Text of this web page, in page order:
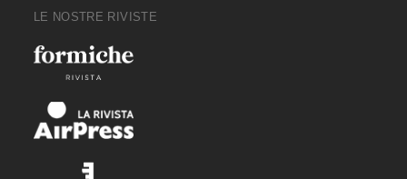
LE NOSTRE RIVISTE